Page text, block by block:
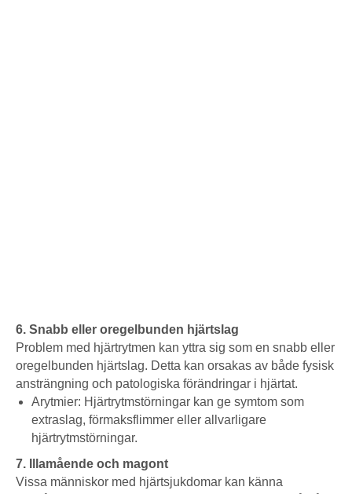
6. Snabb eller oregelbunden hjärtslag
Problem med hjärtrytmen kan yttra sig som en snabb eller
oregelbunden hjärtslag. Detta kan orsakas av både fysisk
ansträngning och patologiska förändringar i hjärtat.
Arytmier: Hjärtrytmstörningar kan ge symtom som
extraslag, förmaksflimmer eller allvarligare
hjärtrytmstörningar.
7. Illamående och magont
Vissa människor med hjärtsjukdomar kan känna